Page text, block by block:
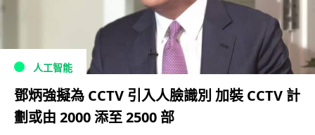
人工智能
鄧炳強擬為 CCTV 引入人臉識別 加裝 CCTV 計
劃或由 2000 添至 2500 部